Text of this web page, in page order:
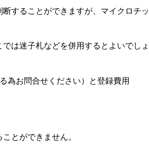
することができますが、マイクロチッ
は迷子札などを併用するとよいでしょ
為お問合せください）と登録費用
とができません。